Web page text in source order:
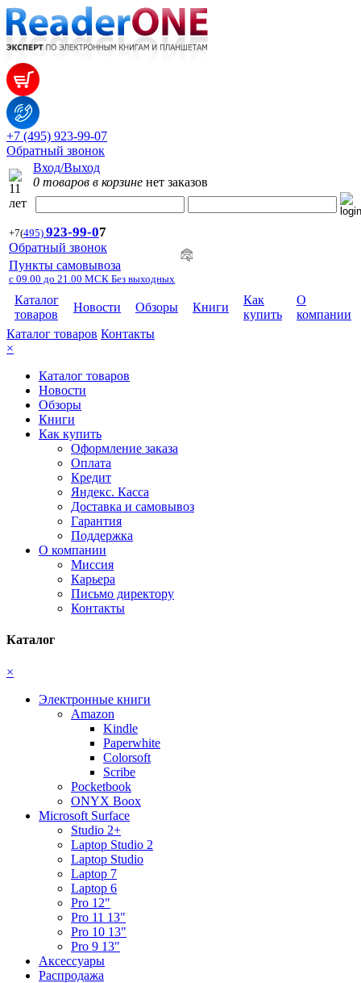
+7 (495) 923-99-07
Обратный звонок
Вход/Выход
0 товаров в корзине нет заказов
+7(495) 923-99-07
Обратный звонок
Пункты самовывоза
с 09.00 до 21.00 МСК Без выходных
Каталог
товаров
Новости Обзоры Книги
Как
купить
О
компании
Каталог товаров Контакты
×
Каталог товаров
Новости
Обзоры
Книги
Как купить
Оформление заказа
Оплата
Кредит
Яндекс. Касса
Доставка и самовывоз
Гарантия
Поддержка
О компании
Миссия
Карьера
Письмо директору
Контакты
Каталог
×
Электронные книги
Amazon
Kindle
Paperwhite
Colorsoft
Scribe
Pocketbook
ONYX Boox
Microsoft Surface
Studio 2+
Laptop Studio 2
Laptop Studio
Laptop 7
Laptop 6
Pro 12"
Pro 11 13"
Pro 10 13"
Pro 9 13"
Аксессуары
Распродажа